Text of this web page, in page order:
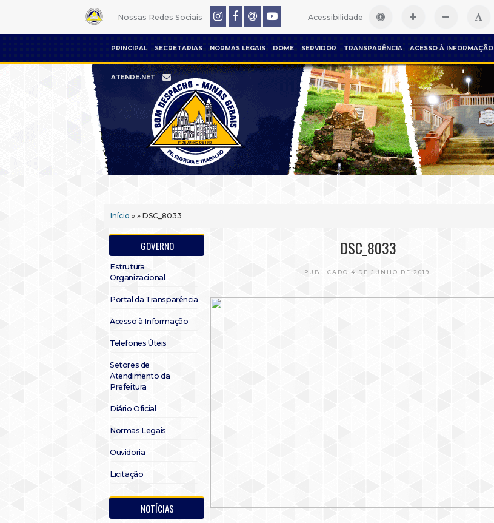
Nossas Redes Sociais Acessibilidade
PRINCIPAL SECRETARIAS NORMAS LEGAIS DOME SERVIDOR TRANSPARÊNCIA ACESSO À INFORMAÇÃO
ATENDE.NET
Início » » DSC_8033
GOVERNO
Estrutura
Organizacional
Portal da Transparência
Acesso à Informação
Telefones Úteis
Setores de
Atendimento da
Prefeitura
Diário Oficial
Normas Legais
Ouvidoria
Licitação
NOTÍCIAS
DSC_8033
PUBLICADO 4 DE JUNHO DE 2019.